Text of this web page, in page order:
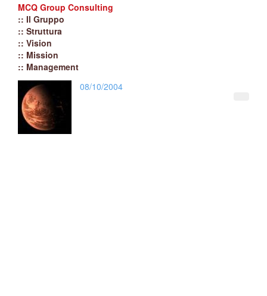
MCQ Group Consulting
:: Il Gruppo
:: Struttura
:: Vision
:: Mission
:: Management
08/10/2004